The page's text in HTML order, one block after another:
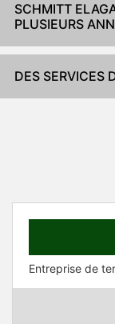
SCHMITT
PLUSIEURS
DES SERVICES
Entreprise de